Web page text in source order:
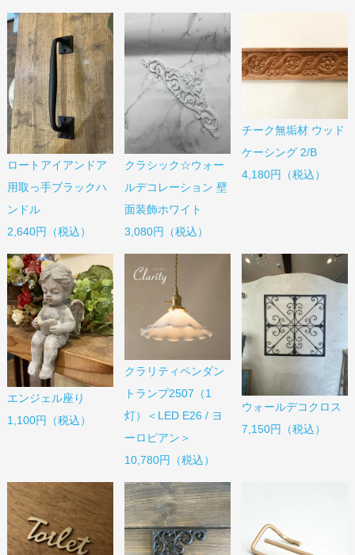
ロートアイアンドア
用取っ手ブラックハ
ンドル
2,640円（税込）
クラシック☆ウォー
ルデコレーション 壁
面装飾ホワイト
3,080円（税込）
チーク無垢材 ウッド
ケーシング 2/B
4,180円（税込）
エンジェル座り
1,100円（税込）
クラリティペンダン
トランプ2507（1
灯）＜LED E26 / ヨ
ーロピアン＞
10,780円（税込）
ウォールデコクロス
7,150円（税込）